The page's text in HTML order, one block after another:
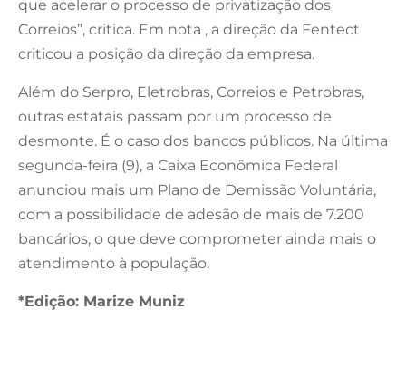
que acelerar o processo de privatização dos
Correios”, critica. Em nota , a direção da Fentect
criticou a posição da direção da empresa.
Além do Serpro, Eletrobras, Correios e Petrobras,
outras estatais passam por um processo de
desmonte. É o caso dos bancos públicos. Na última
segunda-feira (9), a Caixa Econômica Federal
anunciou mais um Plano de Demissão Voluntária,
com a possibilidade de adesão de mais de 7.200
bancários, o que deve comprometer ainda mais o
atendimento à população.
*Edição: Marize Muniz